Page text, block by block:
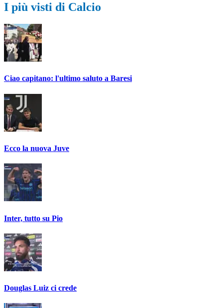
I più visti di Calcio
Ciao capitano: l'ultimo saluto a Baresi
Ecco la nuova Juve
Inter, tutto su Pio
Douglas Luiz ci crede